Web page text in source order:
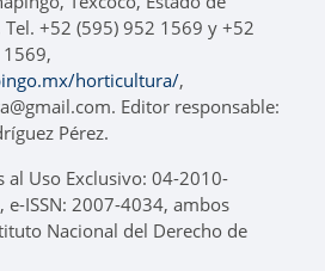
Tel. +52 (595) 952 1569 y +52
horticultura/,
Editor responsable:
Pérez.
al Uso Exclusivo: 04-2010-
ISSN: 2007-4034, ambos
Nacional del Derecho de